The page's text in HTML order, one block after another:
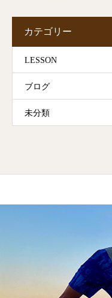
カテゴリー
LESSON
ブログ
未分類